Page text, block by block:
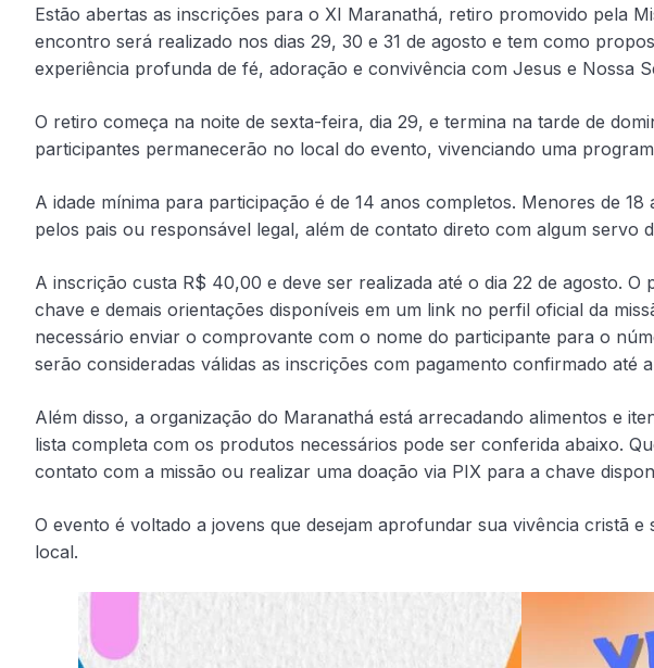
Estão abertas as inscrições para o XI Maranathá, retiro promovido pela
encontro será realizado nos dias 29, 30 e 31 de agosto e tem como
experiência profunda de fé, adoração e convivência com Jesus e Nossa
O retiro começa na noite de sexta-feira, dia 29, e termina na tarde de
participantes permanecerão no local do evento, vivenciando uma
A idade mínima para participação é de 14 anos completos. Menores de
pelos pais ou responsável legal, além de contato direto com algum servo
A inscrição custa R$ 40,00 e deve ser realizada até o dia 22 de agosto. O
chave e demais orientações disponíveis em um link no perfil oficial da
necessário enviar o comprovante com o nome do participante para o
serão consideradas válidas as inscrições com pagamento confirmado até
Além disso, a organização do Maranathá está arrecadando alimentos e
lista completa com os produtos necessários pode ser conferida abaixo.
contato com a missão ou realizar uma doação via PIX para a chave
O evento é voltado a jovens que desejam aprofundar sua vivência cristã e
local.